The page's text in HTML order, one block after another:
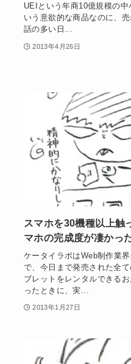
UEIという年商10億規模の
いう意欲的な商品なのに、
話の多い日...
2013年4月26日
スマホを30機種以上触
マホの完成度が凄かった
ケータイラボはWeb制作業
で、今日まで発売された全
ブレットをレンタルできる
ったときに、実...
2013年1月27日